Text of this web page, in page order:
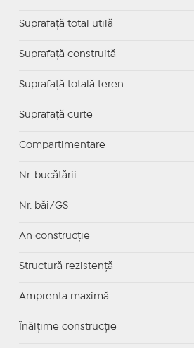
Suprafaţă total utilă
Suprafaţă construită
Suprafață totală teren
Suprafaţă curte
Compartimentare
Nr. bucătării
Nr. băi/GS
An construcție
Structură rezistență
Amprenta maximă
Înălțime construcție